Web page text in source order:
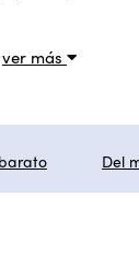
ver más
Del